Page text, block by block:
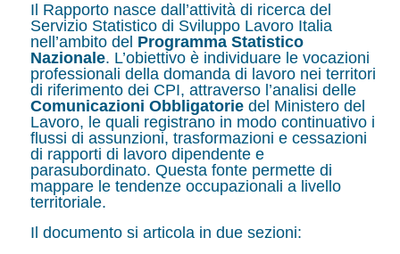
Il Rapporto nasce dall’attività di ricerca del
Servizio Statistico di Sviluppo Lavoro Italia
nell’ambito del Programma Statistico
Nazionale. L’obiettivo è individuare le vocazioni
professionali della domanda di lavoro nei territori
di riferimento dei CPI, attraverso l’analisi delle
Comunicazioni Obbligatorie del Ministero del
Lavoro, le quali registrano in modo continuativo i
flussi di assunzioni, trasformazioni e cessazioni
di rapporti di lavoro dipendente e
parasubordinato. Questa fonte permette di
mappare le tendenze occupazionali a livello
territoriale.
Il documento si articola in due sezioni: